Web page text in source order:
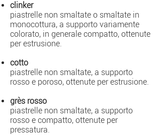
clinker
piastrelle non smaltate o smaltate in
monocottura, a supporto variamente
colorato, in generale compatto, ottenute
perestrusione.
cotto
piastrelle non smaltate, a supporto
rosso e poroso, ottenute per estrusione.
grès rosso
piastrelle non smaltate, a supporto
rosso e compatto, ottenute per
pressatura.